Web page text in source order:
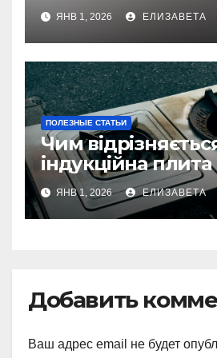
кімнати
ЯНВ 1, 2026 ЕЛИЗАВЕТА
ПОЛЕЗНЫЕ СТАТЬИ
Чим
індукційна плита
електричної:
недоліки
ЯНВ 1, 2026 ЕЛИЗАВЕТА
Добавить
Ваш адрес email не будет